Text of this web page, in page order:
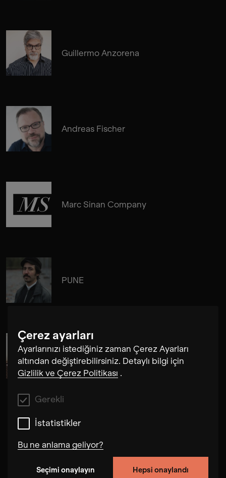
Çerez ayarları
Ayarlarınızı istediğiniz zaman Çerez Ayarları
altından değiştirebilirsiniz. Detaylı bilgi için
Gizlilik ve Çerez Politikası .
Gerekli
İstatistikler
Bu ne anlama geliyor?
Seçimi onaylayın Hepsi onaylandı
Guillermo Anzorena
Andreas Fischer
Marc Sinan Company
PUNE
Segundo Bercetche